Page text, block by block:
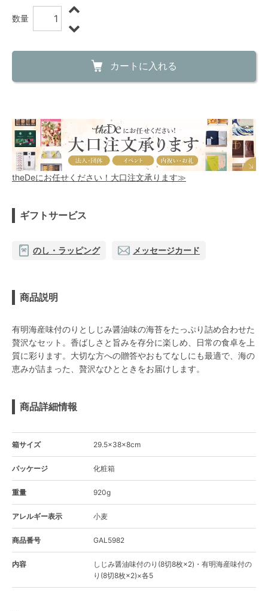
数量
カートに入れる
theDeにお任せください！大口注文承ります≫
ギフトサービス
のし・ラッピング メッセージカード
商品説明
有明海産味付のりとしじみ醤油味の海苔をたっぷり詰め合わせた
贅沢なセット。香ばしさと旨みを存分に楽しめ、日常の食卓を上
質に彩ります。大切な方への贈答やおもてなしにも最適で、海の
恵みが詰まった、贅沢なひとときをお届けします。
商品詳細情報
箱サイズ 29.5×38×8cm
パッケージ 化粧箱
重量 920g
アレルギー表示 小麦
商品番号 GAL5982
内容
しじみ醤油味付のり(8切8枚×2)・有明海産味付の
り(8切8枚×2)×各5